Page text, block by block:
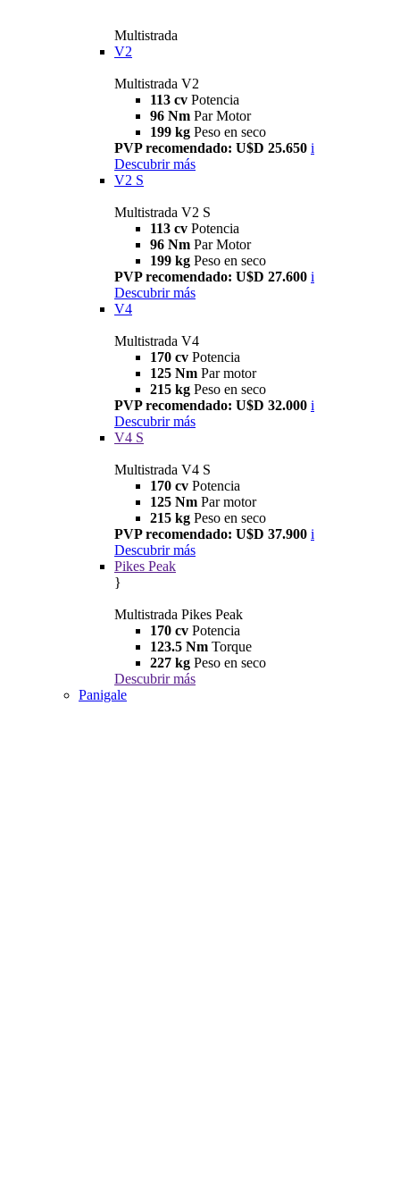
Multistrada
V2
Multistrada V2
113 cv Potencia
96 Nm Par Motor
199 kg Peso en seco
PVP recomendado: U$D 25.650 i
Descubrir más
V2 S
Multistrada V2 S
113 cv Potencia
96 Nm Par Motor
199 kg Peso en seco
PVP recomendado: U$D 27.600 i
Descubrir más
V4
Multistrada V4
170 cv Potencia
125 Nm Par motor
215 kg Peso en seco
PVP recomendado: U$D 32.000 i
Descubrir más
V4 S
Multistrada V4 S
170 cv Potencia
125 Nm Par motor
215 kg Peso en seco
PVP recomendado: U$D 37.900 i
Descubrir más
Pikes Peak
}
Multistrada Pikes Peak
170 cv Potencia
123.5 Nm Torque
227 kg Peso en seco
Descubrir más
Panigale